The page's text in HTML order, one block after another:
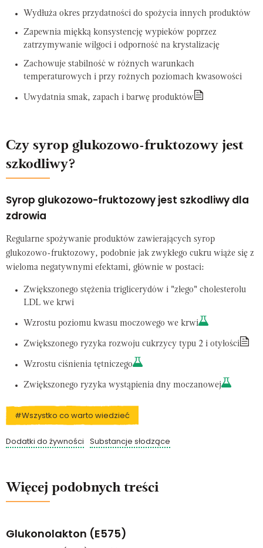
Wydłuża okres przydatności do spożycia innych produktów
Zapewnia miękką konsystencję wypieków poprzez
zatrzymywanie wilgoci i odporność na krystalizację
Zachowuje stabilność w różnych warunkach
temperaturowych i przy rożnych poziomach kwasowości
Uwydatnia smak, zapach i barwę produktów
Czy syrop glukozowo-fruktozowy jest
szkodliwy?
Syrop glukozowo-fruktozowy jest szkodliwy dla
zdrowia
Regularne spożywanie produktów zawierających syrop
glukozowo-fruktozowy, podobnie jak zwykłego cukru wiąże się z
wieloma negatywnymi efektami, głównie w postaci:
Zwiększonego stężenia triglicerydów i "złego" cholesterolu
LDL we krwi
Wzrostu poziomu kwasu moczowego we krwi
Zwiększonego ryzyka rozwoju cukrzycy typu 2 i otyłości
Wzrostu ciśnienia tętniczego
Zwiększonego ryzyka wystąpienia dny moczanowej
#Wszystko co warto wiedzieć
Dodatki do żywności Substancje słodzące
Więcej podobnych treści
Glukonolakton (E575)